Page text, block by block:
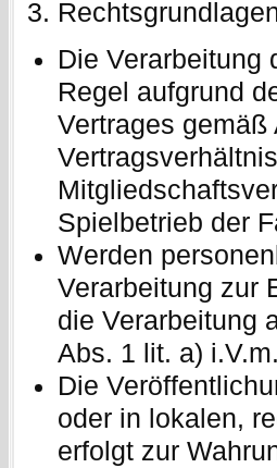
Die Verarbeitung
Regel aufgrund
Vertrages
Spielbetrieb der
Werden
Verarbeitung zur
die Verarbeitung
Abs. 1 lit. a)
Die
oder in lokalen,
erfolgt zur